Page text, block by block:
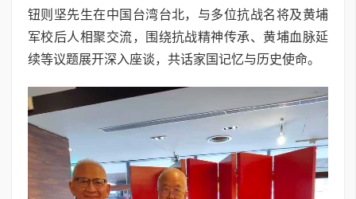
钮则坚先生在中国台湾台北，与多位抗战名将及黄埔
军校后人相聚交流，围绕抗战精神传承、黄埔血脉延
续等议题展开深入座谈，共话家国记忆与历史使命。